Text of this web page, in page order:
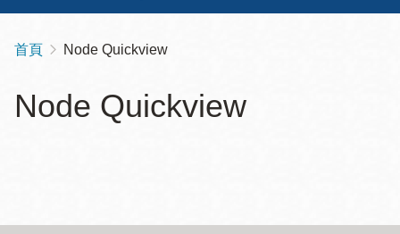
導
連
首頁 Node Quickview
Node Quickview